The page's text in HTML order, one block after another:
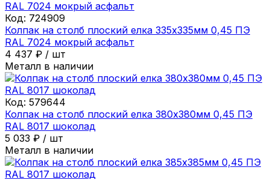
Код: 724909
Колпак на столб плоский елка 335х335мм 0,45 ПЭ
RAL 7024 мокрый асфальт
4 437 ₽ / шт
Металл в наличии
Код: 579644
Колпак на столб плоский елка 380х380мм 0,45 ПЭ
RAL 8017 шоколад
5 033 ₽ / шт
Металл в наличии